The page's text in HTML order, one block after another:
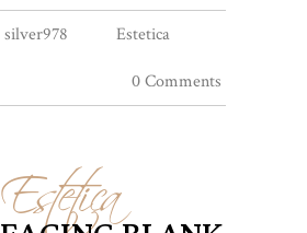
silver978 Estetica
0 Comments
Estetica